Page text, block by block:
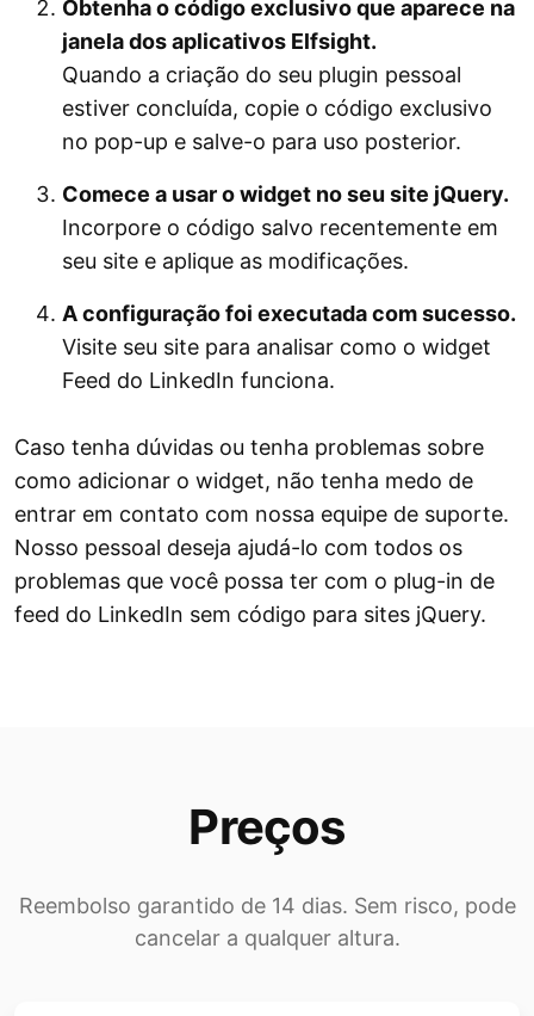
Obtenha o código exclusivo que aparece na
janela dos aplicativos Elfsight.
Quando a criação do seu plugin pessoal
estiver concluída, copie o código exclusivo
no pop-up e salve-o para uso posterior.
Comece a usar o widget no seu site jQuery.
Incorpore o código salvo recentemente em
seu site e aplique as modificações.
A configuração foi executada com sucesso.
Visite seu site para analisar como o widget
Feed do LinkedIn funciona.
Caso tenha dúvidas ou tenha problemas sobre
como adicionar o widget, não tenha medo de
entrar em contato com nossa equipe de suporte.
Nosso pessoal deseja ajudá-lo com todos os
problemas que você possa ter com o plug-in de
feed do LinkedIn sem código para sites jQuery.
Preços
Reembolso garantido de 14 dias. Sem risco, pode
cancelar a qualquer altura.